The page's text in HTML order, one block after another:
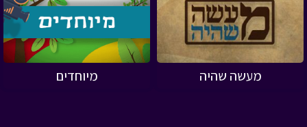
מעשה שהיה מיוחדים